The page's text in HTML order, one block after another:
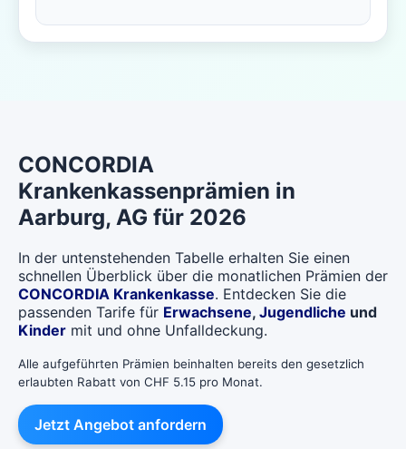
CONCORDIA
Krankenkassenprämien in
Aarburg, AG für 2026
In der untenstehenden Tabelle erhalten Sie einen
schnellen Überblick über die monatlichen Prämien der
CONCORDIA Krankenkasse. Entdecken Sie die
passenden Tarife für Erwachsene, Jugendliche und
Kinder mit und ohne Unfalldeckung.
Alle aufgeführten Prämien beinhalten bereits den gesetzlich
erlaubten Rabatt von CHF 5.15 pro Monat.
Jetzt Angebot anfordern